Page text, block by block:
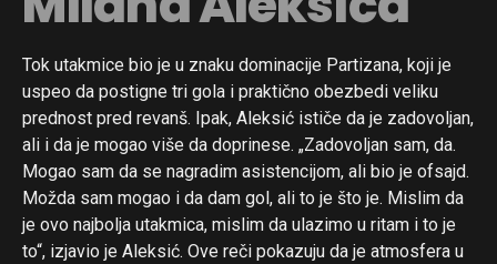
Tok utakmice bio je u znaku dominacije Partizana, koji je
uspeo da postigne tri gola i praktično obezbedi veliku
prednost pred revanš. Ipak, Aleksić ističe da je zadovoljan,
ali i da je mogao više da doprinese. „Zadovoljan sam, da.
Mogao sam da se nagradim asistencijom, ali bio je ofsajd.
Možda sam mogao i da dam gol, ali to je što je. Mislim da
je ovo najbolja utakmica, mislim da ulazimo u ritam i to je
to“, izjavio je Aleksić. Ove reči pokazuju da je atmosfera u